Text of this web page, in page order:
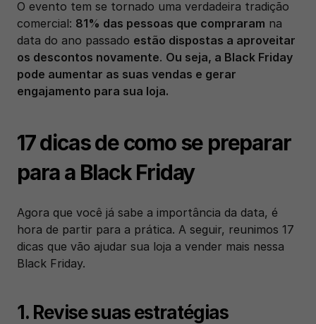
O evento tem se tornado uma verdadeira tradição
comercial: 81% das pessoas que compraram na
data do ano passado estão dispostas a aproveitar
os descontos novamente. Ou seja, a Black Friday
pode aumentar as suas vendas e gerar
engajamento para sua loja.
17 dicas de como se preparar
para a Black Friday
Agora que você já sabe a importância da data, é
hora de partir para a prática. A seguir, reunimos 17
dicas que vão ajudar sua loja a vender mais nessa
Black Friday.
1. Revise suas estratégias